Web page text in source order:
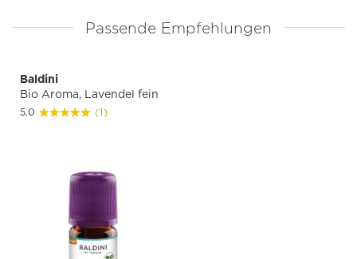
Passende Empfehlungen
Baldini
Bio Aroma, Lavendel fein
5.0 (1)